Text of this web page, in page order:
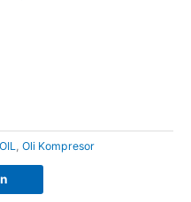
, Oli Kompresor